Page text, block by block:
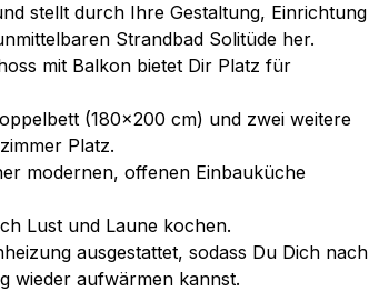
stellt durch Ihre Gestaltung, Einrichtung
Strandbad Solitüde her.
mit Balkon bietet Dir Platz für
(180x200 cm) und zwei weitere
Platz.
modernen, offenen Einbauküche
Lust und Laune kochen.
ausgestattet, sodass Du Dich nach
wieder aufwärmen kannst.